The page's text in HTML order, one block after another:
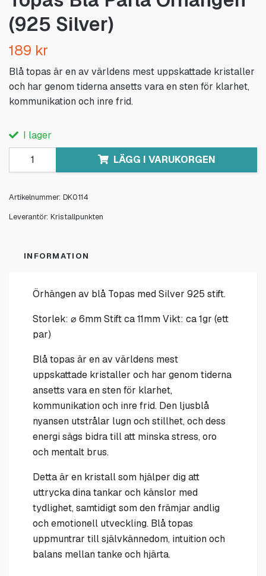
(925 Silver)
189 kr
Blå topas är en av världens mest uppskattade kristaller
och har genom tiderna ansetts vara en sten för klarhet,
kommunikation och inre frid.
I lager
LÄGG I VARUKORGEN
Artikelnummer: DK0114
Leverantör: Kristallpunkten
INFORMATION
Örhängen av blå Topas med Silver 925 stift.
Storlek: ⌀ 6mm Stift ca 11mm Vikt: ca 1gr (ett
par)
Blå topas är en av världens mest
uppskattade kristaller och har genom tiderna
ansetts vara en sten för klarhet,
kommunikation och inre frid. Den ljusblå
nyansen utstrålar lugn och stillhet, och dess
energi sägs bidra till att minska stress, oro
och mentalt brus.
Detta är en kristall som hjälper dig att
uttrycka dina tankar och känslor med
tydlighet, samtidigt som den främjar andlig
och emotionell utveckling. Blå topas
uppmuntrar till självkännedom, intuition och
balans mellan tanke och hjärta.